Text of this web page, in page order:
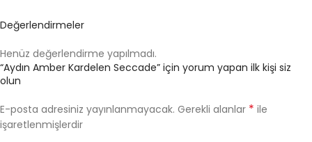
Değerlendirmeler
Henüz değerlendirme yapılmadı.
“Aydın Amber Kardelen Seccade” için yorum yapan ilk kişi siz
olun
E-posta adresiniz yayınlanmayacak. Gerekli alanlar * ile
işaretlenmişlerdir